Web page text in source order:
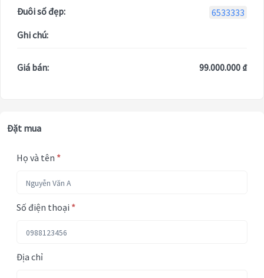
Đuôi số đẹp:
6533333
Ghi chú:
Giá bán: 99.000.000 ₫
Đặt mua
Họ và tên *
Số điện thoại *
Địa chỉ